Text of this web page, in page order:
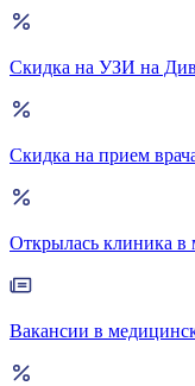
Скидка на УЗИ на
Скидка на прием
Открылась клиника в
Вакансии в